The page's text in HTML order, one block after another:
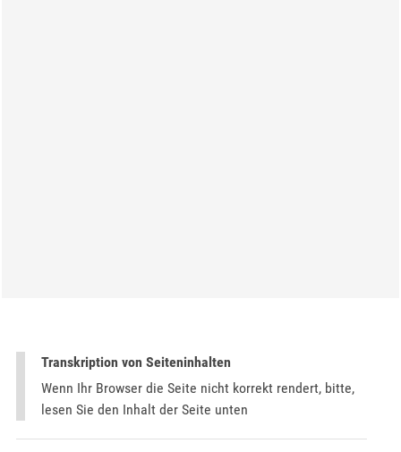
Transkription von Seiteninhalten
Wenn Ihr Browser die Seite nicht korrekt rendert, bitte,
lesen Sie den Inhalt der Seite unten